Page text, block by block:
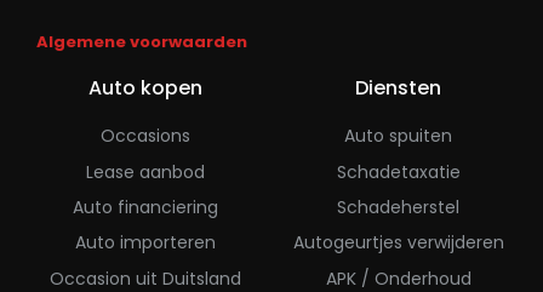
Algemene voorwaarden
Auto kopen
Occasions
Lease aanbod
Auto financiering
Auto importeren
Occasion uit Duitsland
Diensten
Auto spuiten
Schadetaxatie
Schadeherstel
Autogeurtjes verwijderen
APK / Onderhoud